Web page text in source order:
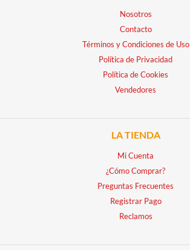
Nosotros
Contacto
Términos y Condiciones de Uso
Política de Privacidad
Política de Cookies
Vendedores
LA TIENDA
Mi Cuenta
¿Cómo Comprar?
Preguntas Frecuentes
Registrar Pago
Reclamos